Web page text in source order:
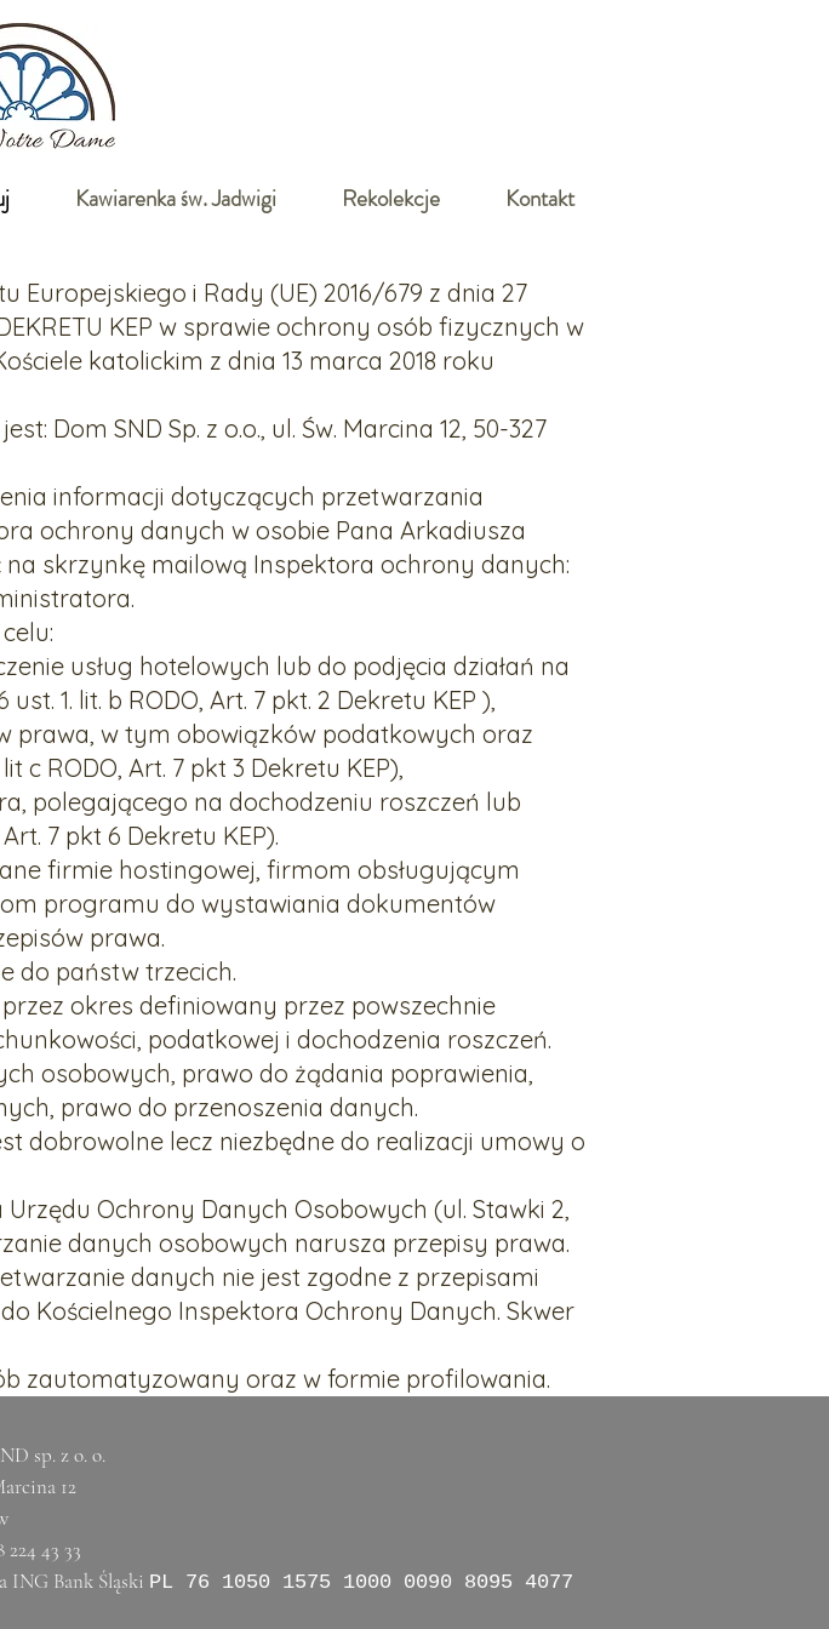
Kawiarenka św. Jadwigi Rekolekcje Kontakt
Europejskiego i Rady (UE) 2016/679 z dnia 27
KEP w sprawie ochrony osób fizycznych w
katolickim z dnia 13 marca 2018 roku
Dom SND Sp. z o.o., ul. Św. Marcina 12, 50-327
informacji dotyczących przetwarzania
ochrony danych w osobie Pana Arkadiusza
skrzynkę mailową Inspektora ochrony danych:
usług hotelowych lub do podjęcia działań na
1. lit. b RODO, Art. 7 pkt. 2 Dekretu KEP ),
prawa, w tym obowiązków podatkowych oraz
c RODO, Art. 7 pkt 3 Dekretu KEP),
polegającego na dochodzeniu roszczeń lub
7 pkt 6 Dekretu KEP).
firmie hostingowej, firmom obsługującym
programu do wystawiania dokumentów
prawa.
do państw trzecich.
okres definiowany przez powszechnie
podatkowej i dochodzenia roszczeń.
osobowych, prawo do żądania poprawienia,
prawo do przenoszenia danych.
dobrowolne lecz niezbędne do realizacji umowy o
Ochrony Danych Osobowych (ul. Stawki 2,
danych osobowych narusza przepisy prawa.
danych nie jest zgodne z przepisami
Kościelnego Inspektora Ochrony Danych. Skwer
zautomatyzowany oraz w formie profilowania.
sp. z o. o.
12
43 33
ING Bank Śląski PL 76 1050 1575 1000 0090 8095 4077